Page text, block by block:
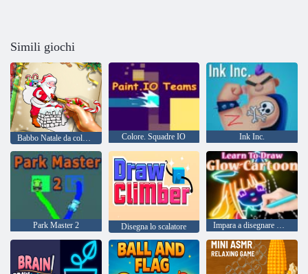
Simili giochi
Babbo Natale da colorare Colore. Squadre IO Ink Inc.
Park Master 2 Disegna lo scalatore Impara a disegnare Glow Cartoon